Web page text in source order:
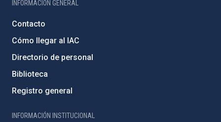
INFORMACIÓN GENERAL
Contacto
Cómo llegar al IAC
Directorio de personal
Biblioteca
Registro general
INFORMACIÓN INSTITUCIONAL